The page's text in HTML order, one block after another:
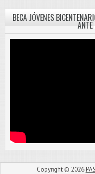
BECA JÓVENES
Copyright © 2026